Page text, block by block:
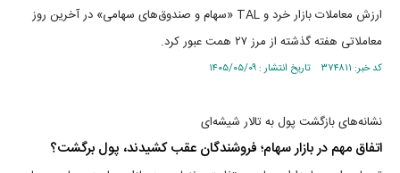
ارزش معاملات بازار خرد و TAL «سهام و صندوق‌های سهامی» در آخرین روز
معاملاتی هفته گذشته از مرز ۲۷ همت عبور کرد.
کد خبر: ۳۷۴۸۱۱ تاریخ انتشار : ۱۴۰۵/۰۵/۰۹
نشانه‌های بازگشت پول به تالار شیشه‌ای
اتفاق مهم در بازار سهام؛ فروشندگان عقب کشیدند، پول برگشت؟